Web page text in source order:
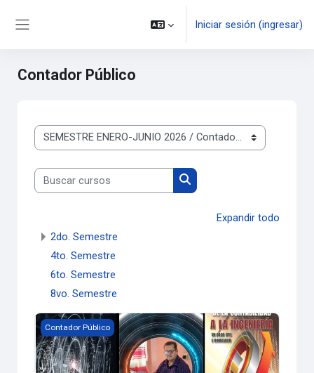
Iniciar sesión (ingresar)
Contador Público
Categorías
Buscar cursos
Buscar cursos
Expandir todo
2do. Semestre
4to. Semestre
6to. Semestre
8vo. Semestre
CONTABILIDAD FINANCIERA ISC G3
Contador Público